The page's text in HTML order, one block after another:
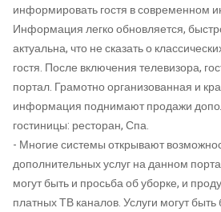
информировать гостя в современном
Информация легко обновляется,
актуальна, что не сказать о
гостя. После включения телевизора,
портал. Грамотно организованная и
информация поднимают продажи
гостиницы: ресторан, Спа.
- Многие системы открывают
дополнительных услуг на данном
могут быть и просьба об уборке, и
платных ТВ каналов. Услуги могут